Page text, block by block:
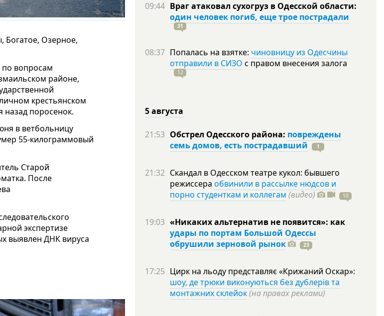
Богатое, Озерное,
вопросам
районе,
крестьянском
назад поросенок.
в ветбольницу
55-килограммовый
Старой
После
экспертизе
выявлен ДНК вируса
09:44 Враг атаковал сухогруз в Одесской области:
один человек погиб, еще трое пострадали
31
08:37 Попалась на взятке: чиновницу из Одесчины
отправили в СИЗО с правом внесения залога
12
5 августа
21:53 Обстрел Одесского района: повреждены
семь домов, есть пострадавший
1
21:32 Скандал в Одесском театре кукол: бывшего
режиссера обвинили в рассылке нюдсов и
порно студенткам и коллегам (видео) 10
19:03 «Никаких альтернатив не появится»: как
удары по портам Большой Одессы
обрушили зерновой рынок
23
17:25 Цирк на льоду представляє «Крижаний Оскар»:
шоу, де трюки виконуються без дублерів та
монтажних склейок(на правах реклами)